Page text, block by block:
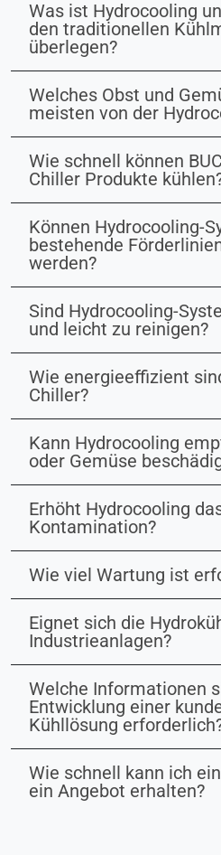
Was ist Hydrocooling
den traditionellen
überlegen?
Welches Obst und
meisten von der
Wie schnell können
Chiller Produkte
Können Hydrocooling-
bestehende
werden?
Sind Hydrocooling-
und leicht zu reinigen?
Wie energieeffizient
Chiller?
Kann Hydrocooling
oder Gemüse
Erhöht Hydrocooling
Kontamination?
Wie viel Wartung ist
Eignet sich die
Industrieanlagen?
Welche Informationen
Entwicklung einer
Kühllösung
Wie schnell kann ich
ein Angebot erhalten?